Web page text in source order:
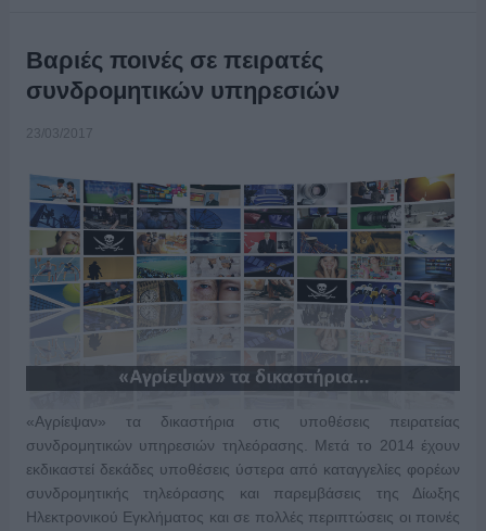
Βαριές ποινές σε πειρατές
συνδρομητικών υπηρεσιών
23/03/2017
«Αγρίεψαν» τα δικαστήρια στις υποθέσεις πειρατείας
συνδρομητικών υπηρεσιών τηλεόρασης. Μετά το 2014 έχουν
εκδικαστεί δεκάδες υποθέσεις ύστερα από καταγγελίες φορέων
συνδρομητικής τηλεόρασης και παρεμβάσεις της Δίωξης
Ηλεκτρονικού Εγκλήματος και σε πολλές περιπτώσεις οι ποινές